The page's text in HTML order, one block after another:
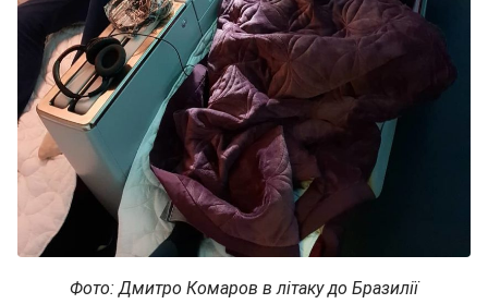
Фото: Дмитро Комаров в літаку до Бразилії